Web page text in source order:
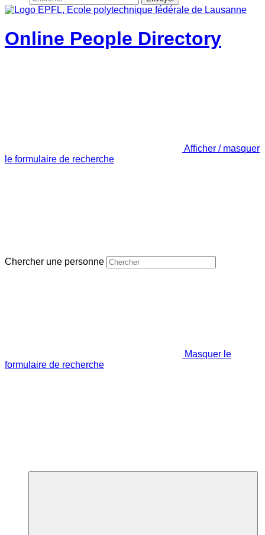
Online People Directory
Afficher / masquer
le formulaire de recherche
Chercher une personne
Masquer le
formulaire de recherche